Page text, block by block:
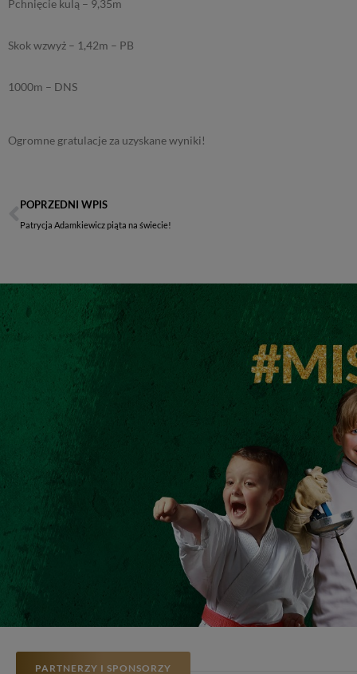
Pchnięcie kulą – 9,35m
Skok wzwyż – 1,42m – PB
1000m – DNS
Ogromne gratulacje za uzyskane wyniki!
POPRZEDNI WPIS
Patrycja Adamkiewicz piąta na świecie!
PARTNERZY I SPONSORZY